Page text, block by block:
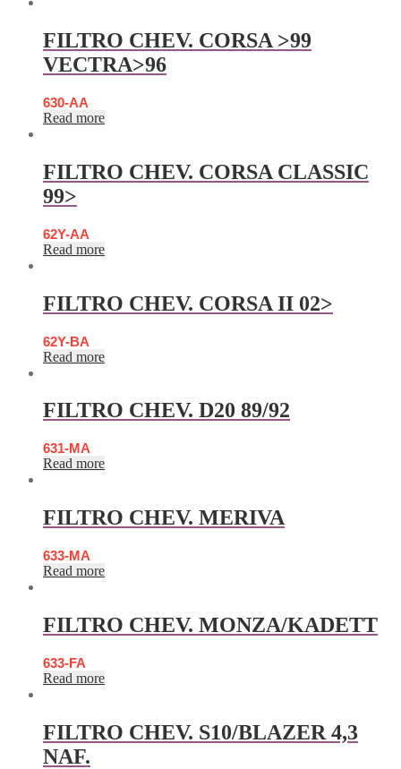
FILTRO CHEV. CORSA >99
VECTRA>96
630-AA
Read more
FILTRO CHEV. CORSA CLASSIC
99>
62Y-AA
Read more
FILTRO CHEV. CORSA II 02>
62Y-BA
Read more
FILTRO CHEV. D20 89/92
631-MA
Read more
FILTRO CHEV. MERIVA
633-MA
Read more
FILTRO CHEV. MONZA/KADETT
633-FA
Read more
FILTRO CHEV. S10/BLAZER 4,3
NAF.